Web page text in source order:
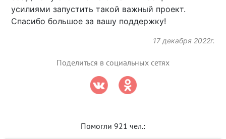
усилиями запустить такой важный проект.
Спасибо большое за вашу поддержку!
17 декабря 2022г.
Поделиться в социальных сетях
Помогли 921 чел.: